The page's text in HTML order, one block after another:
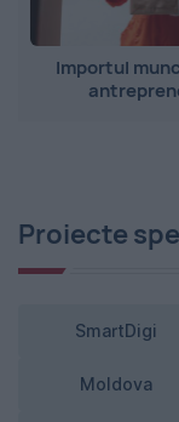
Importul
Proiecte
SmartDigi
Moldova